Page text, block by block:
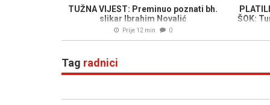
TUŽNA VIJEST: Preminuo poznati bh.
slikar Ibrahim Novalić
Prije 12 min 0
ŠOK:
Tag radnici